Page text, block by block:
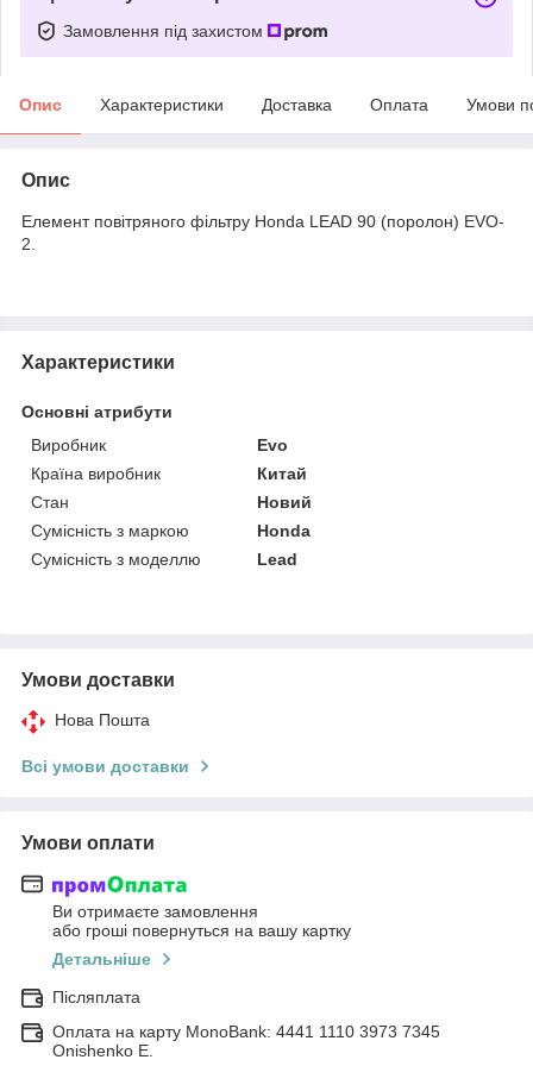
Замовлення під захистом
Опис Характеристики Доставка Оплата Умови
Опис
Елемент повітряного фільтру Honda LEAD 90 (поролон) EVO-
2.
Характеристики
Основні атрибути
Виробник
Evo
Країна виробник
Китай
Стан
Новий
Сумісність з маркою
Honda
Сумісність з моделлю
Lead
Умови доставки
Нова Пошта
Всі умови доставки
Умови оплати
Ви отримаєте замовлення
або гроші повернуться на вашу картку
Детальніше
Післяплата
Оплата на карту MonoBank: 4441 1110 3973 7345
Onishenko E.